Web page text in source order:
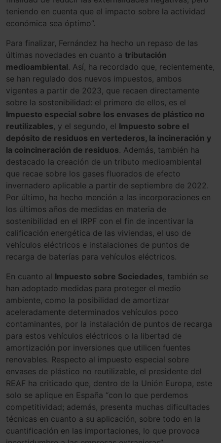
teniendo en cuenta que el impacto sobre la actividad
económica sea óptimo”.
Para finalizar, Fernández ha hecho un repaso de las
últimas novedades en cuanto a tributación
medioambiental. Así, ha recordado que, recientemente,
se han regulado dos nuevos impuestos, ambos
vigentes a partir de 2023, que recaen directamente
sobre la sostenibilidad: el primero de ellos, es el
Impuesto especial sobre los envases de plástico no
reutilizables, y el segundo, el Impuesto sobre el
depósito de residuos en vertederos, la incineración y
la coincineración de residuos. Además, también ha
destacado la creación de un tributo medioambiental
que recae sobre los gases fluorados de efecto
invernadero aplicable a partir de septiembre de 2022.
Por último, ha hecho mención a las incorporaciones en
los últimos años de medidas en materia de
sostenibilidad en el IRPF con el fin de incentivar la
calificación energética de las viviendas, el uso de
vehículos eléctricos e instalaciones de puntos de
recarga de baterías para vehículos eléctricos.
En cuanto al Impuesto sobre Sociedades, también se
han adoptado medidas para proteger el medio
ambiente, como la posibilidad de amortizar
aceleradamente determinados vehículos poco
contaminantes, por la instalación de puntos de recarga
para estos vehículos eléctricos o la libertad de
amortización por inversiones que utilicen fuentes
renovables. Respecto al impuesto especial sobre
envases de plástico no reutilizable, el presidente del
REAF ha criticado que, dentro de la Unión Europa, este
solo se aplique en España “con lo que perdemos
competitividad; además, presenta muchas dificultades
técnicas en cuanto a su aplicación, sobre todo en la
cuantificación en las importaciones, lo que provoca